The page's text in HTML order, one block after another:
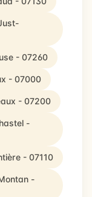
- 07260
- 07000
- 07200
-
- 07110
-